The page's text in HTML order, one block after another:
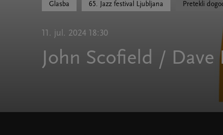
Glasba 65. Jazz festival Ljubljana Pretekli
11. jul. 2024 18:30
John Scofield /